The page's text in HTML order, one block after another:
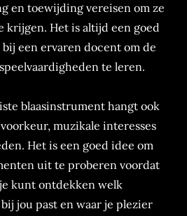
en toewijding vereisen om ze
krijgen. Het is altijd een goed
een ervaren docent om de
te leren.
blaasinstrument hangt ook
muzikale interesses
Het is een goed idee om
uit te proberen voordat
kunt ontdekken welk
jou past en waar je plezier